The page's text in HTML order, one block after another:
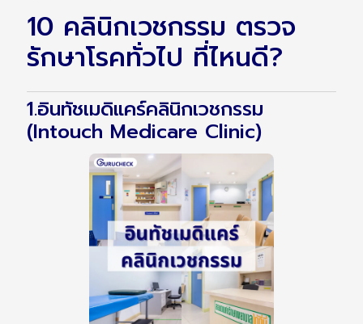
10 คลินิกเวชกรรม ตรวจ
รักษาโรคทั่วไป ที่ไหนดี?
1.อินทัชเมดิแคร์คลินิกเวชกรรม
(Intouch Medicare Clinic)